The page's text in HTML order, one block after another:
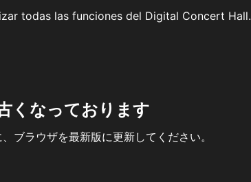
todas las funciones del Digital Concert Hall.
くなっております
ブラウザを最新版に更新してください。